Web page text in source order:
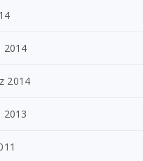
2014
2014
2013